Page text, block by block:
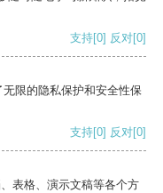
支持[0] 反对[0]
限的隐私保护和安全性保
支持[0] 反对[0]
表格、演示文稿等各个方